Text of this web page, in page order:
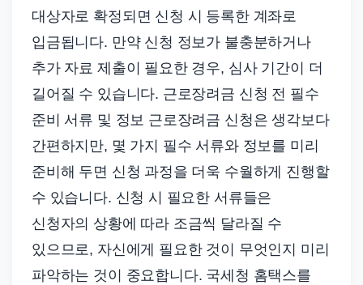
대상자로 확정되면 신청 시 등록한 계좌로
입금됩니다. 만약 신청 정보가 불충분하거나
추가 자료 제출이 필요한 경우, 심사 기간이 더
길어질 수 있습니다. 근로장려금 신청 전 필수
준비 서류 및 정보 근로장려금 신청은 생각보다
간편하지만, 몇 가지 필수 서류와 정보를 미리
준비해 두면 신청 과정을 더욱 수월하게 진행할
수 있습니다. 신청 시 필요한 서류들은
신청자의 상황에 따라 조금씩 달라질 수
있으므로, 자신에게 필요한 것이 무엇인지 미리
파악하는 것이 중요합니다. 국세청 홈택스를